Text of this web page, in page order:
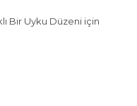
Bir Uyku Düzeni için